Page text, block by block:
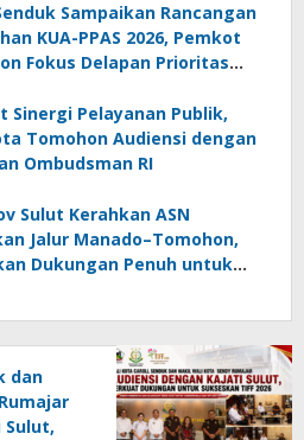
Sampaikan Rancangan
KUA-PPAS 2026, Pemkot
Fokus Delapan Prioritas
Sinergi Pelayanan Publik,
Tomohon Audiensi dengan
Ombudsman RI
Sulut Kerahkan ASN
Jalur Manado–Tomohon,
Dukungan Penuh untuk
dan